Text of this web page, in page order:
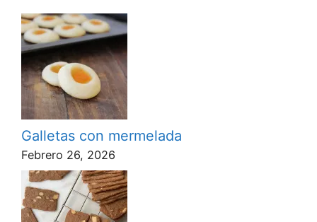
Galletas con mermelada
Febrero 26, 2026